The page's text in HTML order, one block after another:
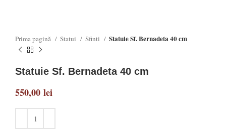
Prima pagină Statui Sfinti Statuie Sf. Bernadeta 40 cm
Statuie Sf. Bernadeta 40 cm
550,00 lei